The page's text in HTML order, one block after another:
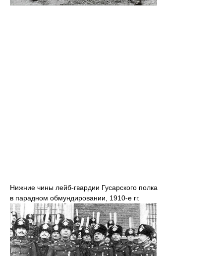
Нижние чины лейб-гвардии Гусарского полка
в парадном обмундировании, 1910-е гг.